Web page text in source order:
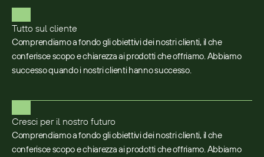
Tutto sul cliente
Comprendiamo a fondo gli obiettivi dei nostri clienti, il che
conferisce scopo e chiarezza ai prodotti che offriamo. Abbiamo
successo quando i nostri clienti hanno successo.
Cresci per il nostro futuro
Comprendiamo a fondo gli obiettivi dei nostri clienti, il che
conferisce scopo e chiarezza ai prodotti che offriamo. Abbiamo